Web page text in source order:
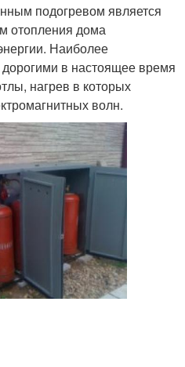
подогревом является
отопления дома
Наиболее
в настоящее время
нагрев в которых
волн.